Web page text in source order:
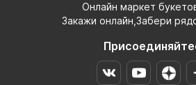
Онлайн маркет
Закажи онлайн,Забери